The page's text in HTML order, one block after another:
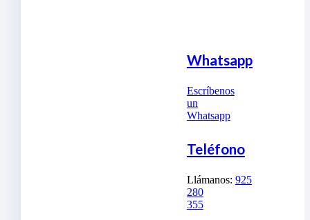
Whatsapp
Escríbenos
un
Whatsapp
Teléfono
Llámanos: 925
280
355